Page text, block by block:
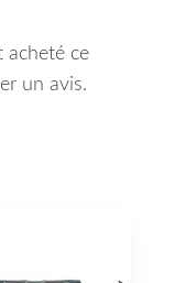
acheté ce
un avis.